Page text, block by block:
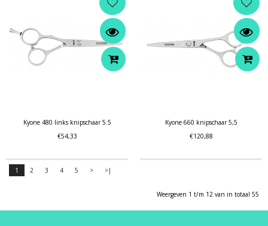
Kyone 480 links knipschaar 5.5
€54,33
Kyone 660 knipschaar 5,5
€120,88
1 2 3 4 5 > >|
Weergeven 1 t/m 12 van in totaal 55